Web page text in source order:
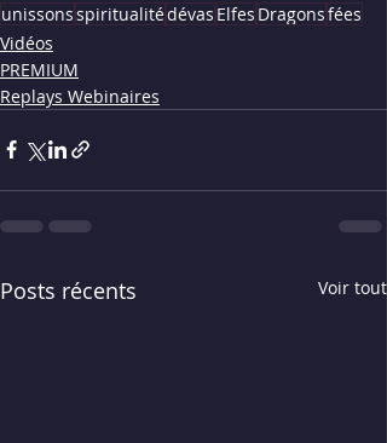
unissonsspiritualitédévas Elfes Dragonsfées
Vidéos
PREMIUM
Replays Webinaires
Posts récents Voir tout